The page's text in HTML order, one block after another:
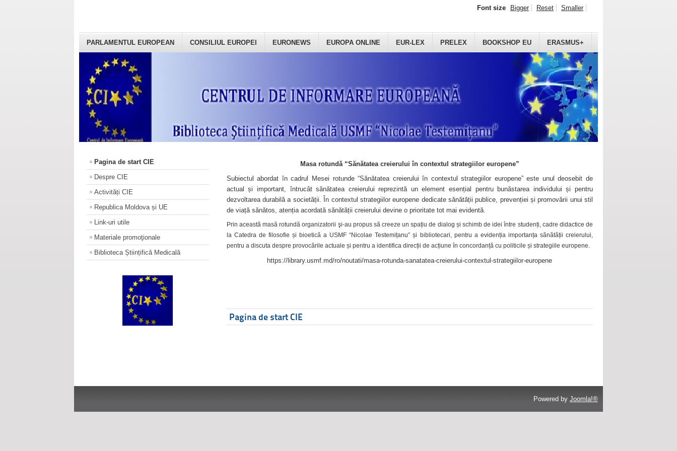
PARLAMENTUL EUROPEAN CONSILIUL EUROPEI EURONEWS EUROPA ONLINE EUR-LEX PRELEX BOOKSHOP EU ERASMUS+
Font size Bigger Reset Smaller
Pagina de start CIE
Despre CIE
Activități CIE
Republica Moldova și UE
Link-uri utile
Materiale promoţionale
Biblioteca Științifică Medicală
Masa rotundă “Sănătatea creierului în contextul strategiilor europene”
Subiectul abordat în cadrul Mesei rotunde “Sănătatea creierului în contextul strategiilor europene” este unul deosebit de
actual și important, întrucât sănătatea creierului reprezintă un element esențial pentru bunăstarea individului și pentru
dezvoltarea durabilă a societății. În contextul strategiilor europene dedicate sănătății publice, prevenției și promovării unui stil
de viață sănătos, atenția acordată sănătății creierului devine o prioritate tot mai evidentă.
Prin această masă rotundă organizatorii şi-au propus să creeze un spațiu de dialog și schimb de idei între studenți, cadre didactice de
la Catedra de filosofie și bioetică a USMF “Nicolae Testemițanu” și bibliotecari, pentru a evidenția importanța sănătății creierului,
pentru a discuta despre provocările actuale și pentru a identifica direcții de acțiune în concordanță cu politicile și strategiile europene.
https://library.usmf.md/ro/noutati/masa-rotunda-sanatatea-creierului-contextul-strategiilor-europene
Pagina de start CIE
Powered by Joomla!®